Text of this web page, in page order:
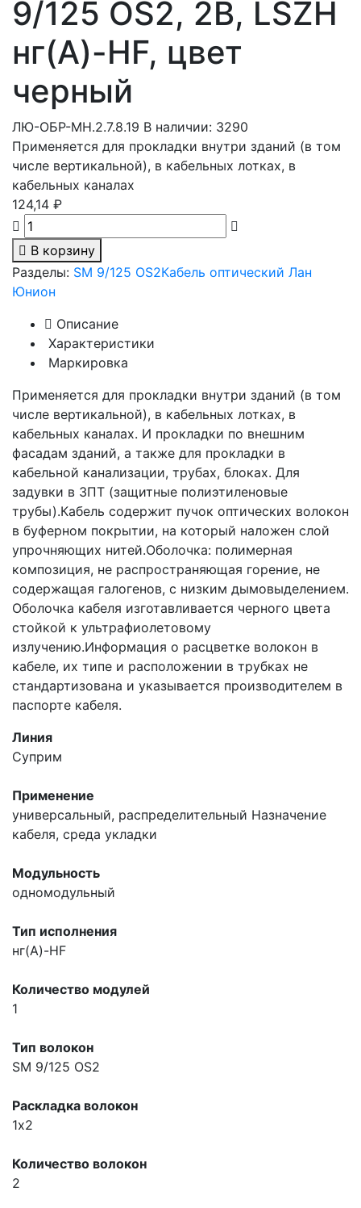
9/125 OS2, 2В, LSZH
нг(A)-HF, цвет
черный
ЛЮ-ОБР-МН.2.7.8.19 В наличии: 3290
Применяется для прокладки внутри зданий (в том
числе вертикальной), в кабельных лотках, в
кабельных каналах
124,14 ₽
В корзину
Разделы: SM 9/125 OS2Кабель оптический Лан
Юнион
Описание
Характеристики
Маркировка
Применяется для прокладки внутри зданий (в том
числе вертикальной), в кабельных лотках, в
кабельных каналах. И прокладки по внешним
фасадам зданий, а также для прокладки в
кабельной канализации, трубах, блоках. Для
задувки в ЗПТ (защитные полиэтиленовые
трубы).Кабель содержит пучок оптических волокон
в буферном покрытии, на который наложен слой
упрочняющих нитей.Оболочка: полимерная
композиция, не распространяющая горение, не
содержащая галогенов, с низким дымовыделением.
Оболочка кабеля изготавливается черного цвета
стойкой к ультрафиолетовому
излучению.Информация о расцветке волокон в
кабеле, их типе и расположении в трубках не
стандартизована и указывается производителем в
паспорте кабеля.
Линия
Суприм
Применение
универсальный, распределительный Назначение
кабеля, среда укладки
Модульность
одномодульный
Тип исполнения
нг(A)-HF
Количество модулей
1
Тип волокон
SM 9/125 OS2
Раскладка волокон
1х2
Количество волокон
2